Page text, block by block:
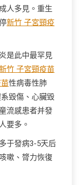
人多見。重生
新竹 子宮頸疫
是此中最罕見
竹 子宮頸疫苗
性病毒性肺
毀傷、心臟毀
流感患者并發
要多。
于發病3-5天后
嗽、膂力恢復